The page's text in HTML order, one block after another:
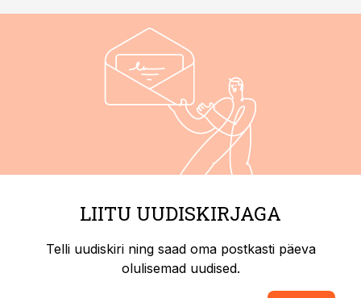
LIITU UUDISKIRJAGA
Telli uudiskiri ning saad oma postkasti päeva
olulisemad uudised.